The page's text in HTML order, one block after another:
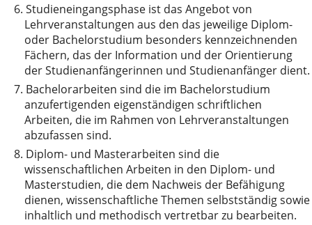
6. Studieneingangsphase ist das Angebot von
Lehrveranstaltungen aus den das jeweilige Diplom-
oder Bachelorstudium besonders kennzeichnenden
Fächern, das der Information und der Orientierung
der Studienanfängerinnen und Studienanfänger dient.
7. Bachelorarbeiten sind die im Bachelorstudium
anzufertigenden eigenständigen schriftlichen
Arbeiten, die im Rahmen von Lehrveranstaltungen
abzufassen sind.
8. Diplom- und Masterarbeiten sind die
wissenschaftlichen Arbeiten in den Diplom- und
Masterstudien, die dem Nachweis der Befähigung
dienen, wissenschaftliche Themen selbstständig sowie
inhaltlich und methodisch vertretbar zu bearbeiten.